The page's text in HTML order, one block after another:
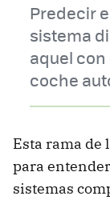
Predecir
sistema
aquel
coche
Esta rama de
para
sistemas